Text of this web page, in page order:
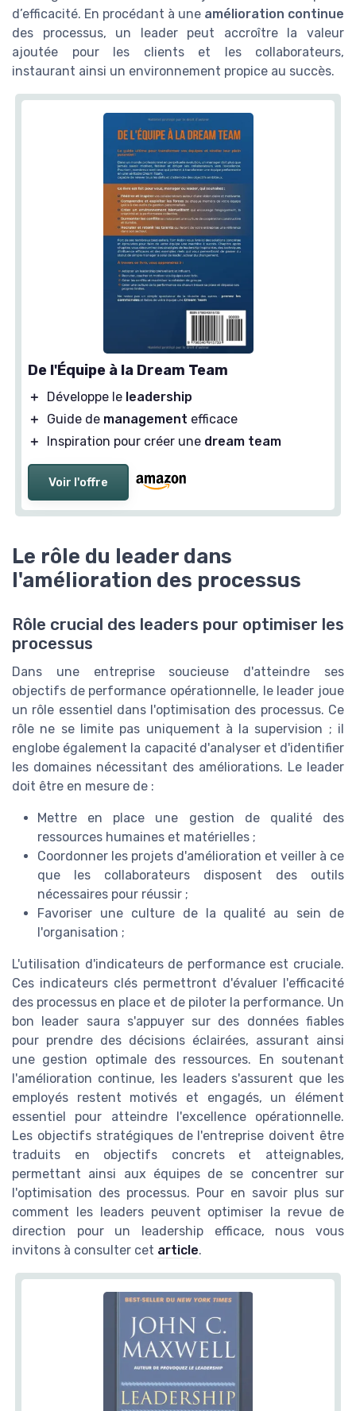
d’efficacité. En procédant à une amélioration continue
des processus, un leader peut accroître la valeur
ajoutée pour les clients et les collaborateurs,
instaurant ainsi un environnement propice au succès.
De l'Équipe à la Dream Team
＋ Développe le leadership
＋
Guide de management efficace
＋
Inspiration pour créer une dream team
Voir l'offre
Le rôle du leader dans
l'amélioration des processus
Rôle crucial des leaders pour optimiser les
processus
Dans une entreprise soucieuse d'atteindre ses
objectifs de performance opérationnelle, le leader joue
un rôle essentiel dans l'optimisation des processus. Ce
rôle ne se limite pas uniquement à la supervision ; il
englobe également la capacité d'analyser et d'identifier
les domaines nécessitant des améliorations. Le leader
doit être en mesure de :
Mettre en place une gestion de qualité des
ressources humaines et matérielles ;
Coordonner les projets d'amélioration et veiller à ce
que les collaborateurs disposent des outils
nécessaires pour réussir ;
Favoriser une culture de la qualité au sein de
l'organisation ;
L'utilisation d'indicateurs de performance est cruciale.
Ces indicateurs clés permettront d'évaluer l'efficacité
des processus en place et de piloter la performance. Un
bon leader saura s'appuyer sur des données fiables
pour prendre des décisions éclairées, assurant ainsi
une gestion optimale des ressources. En soutenant
l'amélioration continue, les leaders s'assurent que les
employés restent motivés et engagés, un élément
essentiel pour atteindre l'excellence opérationnelle.
Les objectifs stratégiques de l'entreprise doivent être
traduits en objectifs concrets et atteignables,
permettant ainsi aux équipes de se concentrer sur
l'optimisation des processus. Pour en savoir plus sur
comment les leaders peuvent optimiser la revue de
direction pour un leadership efficace, nous vous
invitons à consulter cet article.